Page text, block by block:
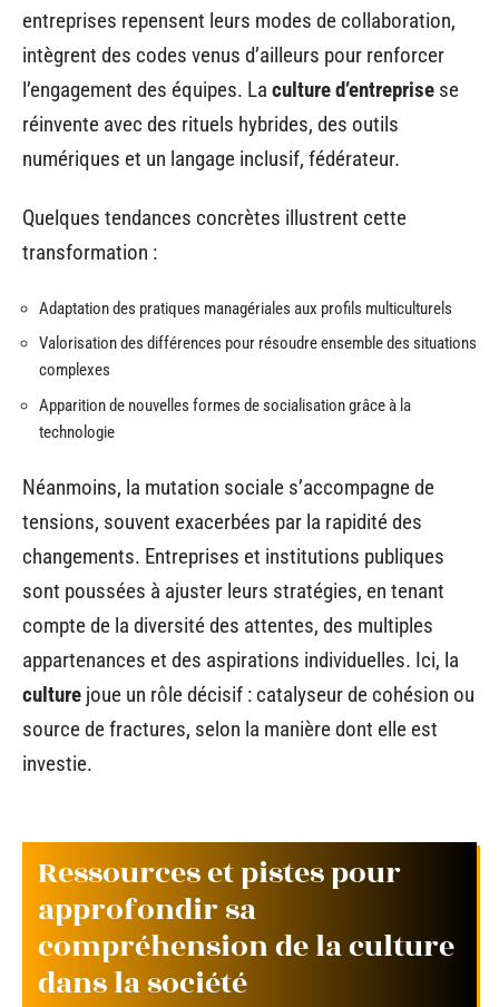
entreprises repensent leurs modes de collaboration,
intègrent des codes venus d’ailleurs pour renforcer
l’engagement des équipes. La culture d’entreprise se
réinvente avec des rituels hybrides, des outils
numériques et un langage inclusif, fédérateur.
Quelques tendances concrètes illustrent cette
transformation :
Adaptation des pratiques managériales aux profils multiculturels
Valorisation des différences pour résoudre ensemble des situations
complexes
Apparition de nouvelles formes de socialisation grâce à la
technologie
Néanmoins, la mutation sociale s’accompagne de
tensions, souvent exacerbées par la rapidité des
changements. Entreprises et institutions publiques
sont poussées à ajuster leurs stratégies, en tenant
compte de la diversité des attentes, des multiples
appartenances et des aspirations individuelles. Ici, la
culture joue un rôle décisif : catalyseur de cohésion ou
source de fractures, selon la manière dont elle est
investie.
Ressources et pistes pour
approfondir sa
compréhension de la culture
dans la société